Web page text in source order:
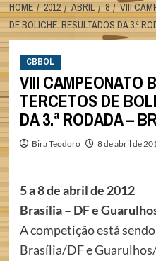
HOME 2012 ABRIL 8
VIII
DE BOLICHE: RESULTADOS DA 3.ª
CBBOL
VIII CAMPEONATO
TERCETOS DE
DA 3.ª RODADA –
Bira Teodoro 8 de abril de
5 a 8 de abril de 2012
Brasília – DF e
A competição está
Brasília/DF e